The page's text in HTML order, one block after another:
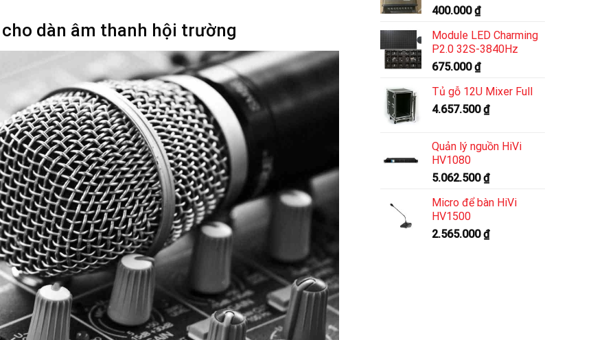
dàn âm thanh hội trường
400.000₫
Module LED Charming
P2.0 32S-3840Hz
675.000₫
Tủ gỗ 12U Mixer Full
4.657.500₫
Quản lý nguồn HiVi
HV1080
5.062.500₫
Micro để bàn HiVi
HV1500
2.565.000₫